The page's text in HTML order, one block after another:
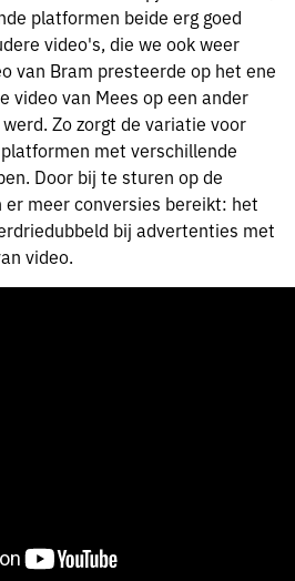
platformen beide erg goed
video's, die we ook weer
van Bram presteerde op het ene
video van Mees op een ander
Zo zorgt de variatie voor
met verschillende
Door bij te sturen op de
er meer conversies bereikt: het
bij advertenties met
video.